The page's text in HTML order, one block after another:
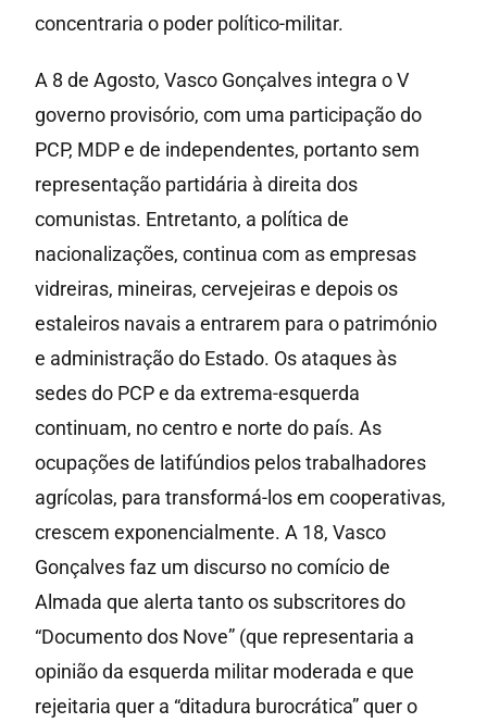
concentraria o poder político-militar.
A 8 de Agosto, Vasco Gonçalves integra o V
governo provisório, com uma participação do
PCP, MDP e de independentes, portanto sem
representação partidária à direita dos
comunistas. Entretanto, a política de
nacionalizações, continua com as empresas
vidreiras, mineiras, cervejeiras e depois os
estaleiros navais a entrarem para o património
e administração do Estado. Os ataques às
sedes do PCP e da extrema-esquerda
continuam, no centro e norte do país. As
ocupações de latifúndios pelos trabalhadores
agrícolas, para transformá-los em cooperativas,
crescem exponencialmente. A 18, Vasco
Gonçalves faz um discurso no comício de
Almada que alerta tanto os subscritores do
“Documento dos Nove” (que representaria a
opinião da esquerda militar moderada e que
rejeitaria quer a “ditadura burocrática” quer o